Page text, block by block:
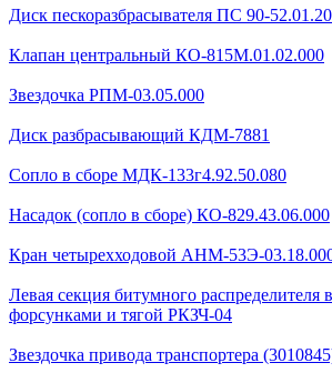
Диск пескоразбрасывателя ПС 90-
Клапан центральный КО-815М.01.02.000
Звездочка РПМ-03.05.000
Диск разбрасывающий КДМ-7881
Сопло в сборе МДК-133г4.92.50.080
Насадок (сопло в сборе) КО-829.43.06.000
Кран четырехходовой AHМ-53Э-
Левая секция битумного распределителя
форсунками и тягой РКЗЧ-04
Звездочка привода транспортера